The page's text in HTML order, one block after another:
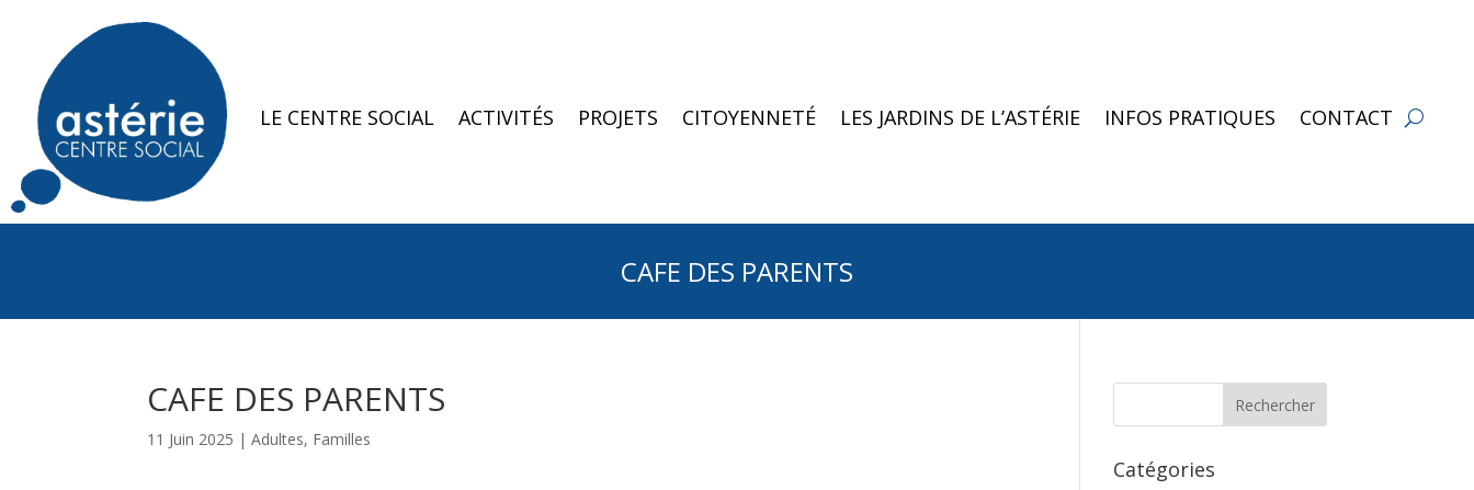
LE CENTRE SOCIAL ACTIVITÉS PROJETS CITOYENNETÉ LES JARDINS DE L’ASTÉRIE INFOS PRATIQUES CONTACT
CAFE DES PARENTS
CAFE DES PARENTS
11 Juin 2025 |Adultes, Familles
Catégories